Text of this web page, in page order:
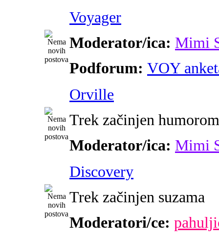
Voyager
Moderator/ica: Mimi
Podforum: VOY
Orville
Trek začinjen humorom
Moderator/ica: Mimi
Discovery
Trek začinjen suzama
Moderatori/ce: